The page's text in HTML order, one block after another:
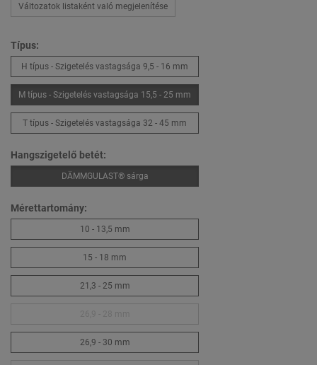
Változatok listaként való megjelenítése
Típus:
H típus - Szigetelés vastagsága 9,5 - 16 mm
M típus - Szigetelés vastagsága 15,5 - 25 mm
T típus - Szigetelés vastagsága 32 - 45 mm
Hangszigetelő betét:
DÄMMGULAST® sárga
Mérettartomány:
10 - 13,5 mm
15 - 18 mm
21,3 - 25 mm
26,9 - 30 mm